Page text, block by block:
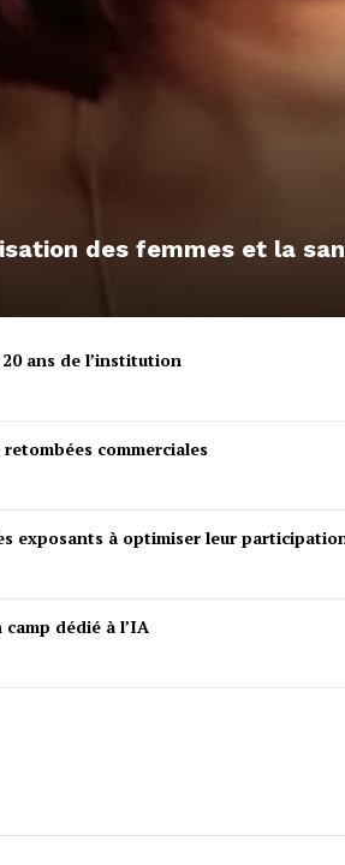
des femmes et la
ans de l’institution
commerciales
exposants à optimiser leur
dédié à l’IA